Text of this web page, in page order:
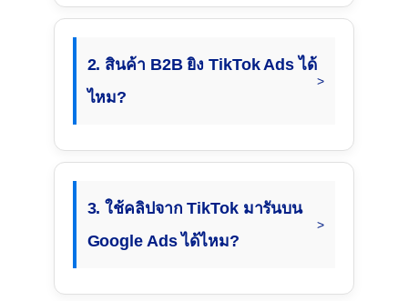
2. สินค้า B2B ยิง TikTok Ads ได้
ไหม?
3. ใช้คลิปจาก TikTok มารันบน
Google Ads ได้ไหม?